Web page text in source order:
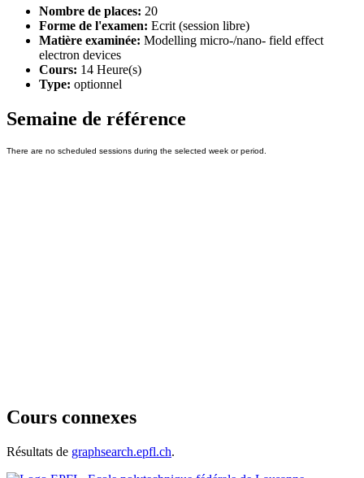
Nombre de places: 20
Forme de l'examen: Ecrit (session libre)
Matière examinée: Modelling micro-/nano- field effect
electron devices
Cours: 14 Heure(s)
Type: optionnel
Semaine de référence
Cours connexes
Résultats de graphsearch.epfl.ch.